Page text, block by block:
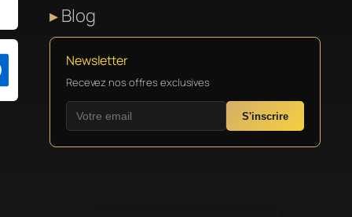
Blog
Newsletter
Recevez nos offres exclusives
S'inscrire